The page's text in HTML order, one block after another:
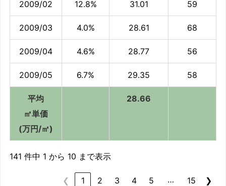
2009/02 12.8% 31.01 59
2009/03 4.0% 28.61 68
2009/04 4.6% 28.77 56
2009/05 6.7% 29.35 58
平均
㎡単価
(万円/㎡)
28.66
141 件中 1 から 10 まで表示
❮ 1 2 3 4 5 … 15 ❯